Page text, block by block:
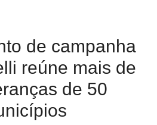
de campanha
reúne mais de
de 50